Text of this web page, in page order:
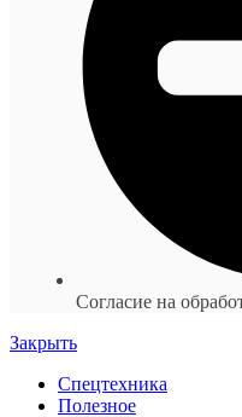
Согласие на
Закрыть
Спецтехника
Полезное